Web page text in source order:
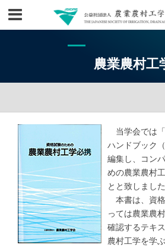
農業農村工
当学会では
ハンドブック
編集し、コン
めの農業農村
とと致しました
本書は、資
っては農業農
確認するテキ
農村工学を学